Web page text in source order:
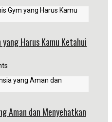
Harus Kamu Ketahui
Aman dan Menyehatkan